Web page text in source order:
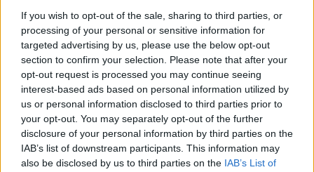
If you wish to opt-out of the sale, sharing to third parties, or
processing of your personal or sensitive information for
targeted advertising by us, please use the below opt-out
section to confirm your selection. Please note that after your
opt-out request is processed you may continue seeing
interest-based ads based on personal information utilized by
us or personal information disclosed to third parties prior to
your opt-out. You may separately opt-out of the further
disclosure of your personal information by third parties on the
IAB’s list of downstream participants. This information may
also be disclosed by us to third parties on the IAB’s List of
Prevenció
Hírek
Videók
Kisállatok egészsége
#allergia#influenza#cukorbetegség
#orvosmeteorológia#vérnyomás#stroke#rákbetegség
#pajzsmirigy #reflux#ekcéma #herpesz
Regisztráció